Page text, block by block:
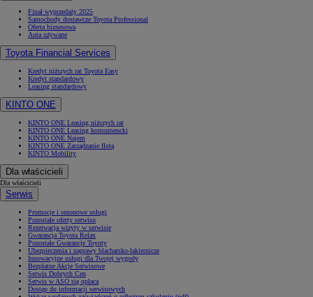
Finał wyprzedaży 2025
Samochody dostawcze Toyota Professional
Oferta biznesowa
Auta używane
Toyota Financial Services
Kredyt niższych rat Toyota Easy
Kredyt standardowy
Leasing standardowy
KINTO ONE
KINTO ONE Leasing niższych rat
KINTO ONE Leasing konsumencki
KINTO ONE Najem
KINTO ONE Zarządzanie flotą
KINTO Mobility
Dla właścicieli
Dla właścicieli
Serwis
Promocje i sezonowe usługi
Pozostałe oferty serwisu
Rezerwacja wizyty w serwisie
Gwarancja Toyota Relax
Pozostałe Gwarancje Toyoty
Ubezpieczenia i naprawy blacharsko-lakiernicze
Innowacyjne usługi dla Twojej wygody
Bezpłatne Akcje Serwisowe
Serwis Dobrych Cen
Serwis w ASO się opłaca
Dostęp do informacji serwisowych